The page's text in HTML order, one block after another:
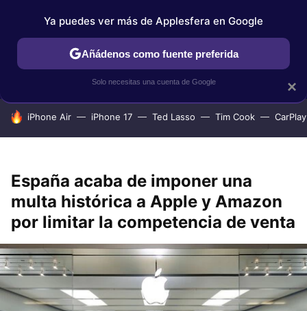
IPHONE TUTORIALES APPLESFERA SELECCIÓN
HOY SE HABLA DE
iPhone Air iPhone 17 Ted Lasso Tim Cook CarPlay
España acaba de imponer una
multa histórica a Apple y Amazon
por limitar la competencia de venta
×
Ya puedes ver más de Applesfera en Google
Añádenos como fuente preferida
Solo necesitas una cuenta de Google